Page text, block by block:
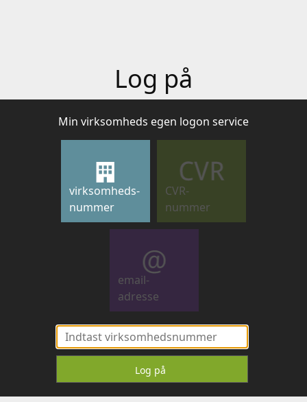
Log på
Min virksomheds egen logon service
virksomheds-
nummer
CVR-
nummer
email-
adresse
Log på